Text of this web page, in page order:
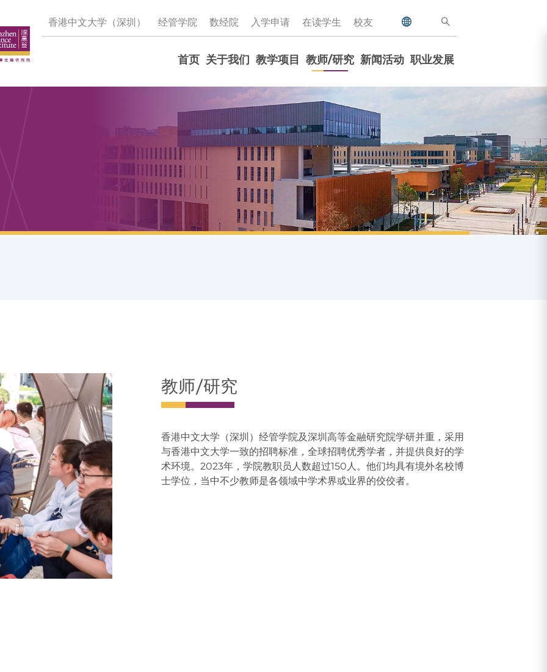
香港中文大学（深圳） 经管学院 数经院 入学申请 在读学生 校友
首页 关于我们 教学项目 教师/研究 新闻活动 职业发展
教师/研究
香港中文大学（深圳）经管学院及深圳高等金融研究院学研并重，采用
与香港中文大学一致的招聘标准，全球招聘优秀学者，并提供良好的学
术环境。2023年，学院教职员人数超过150人。他们均具有境外名校博
士学位，当中不少教师是各领域中学术界或业界的佼佼者。